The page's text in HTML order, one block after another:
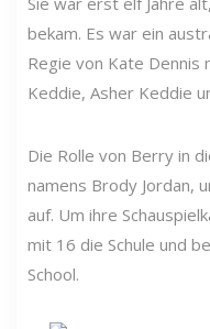
bekam. Es war ein
Regie von Kate Dennis
Keddie, Asher Keddie
Die Rolle von Berry in
namens Brody Jordan,
auf. Um ihre
mit 16 die Schule und
School.